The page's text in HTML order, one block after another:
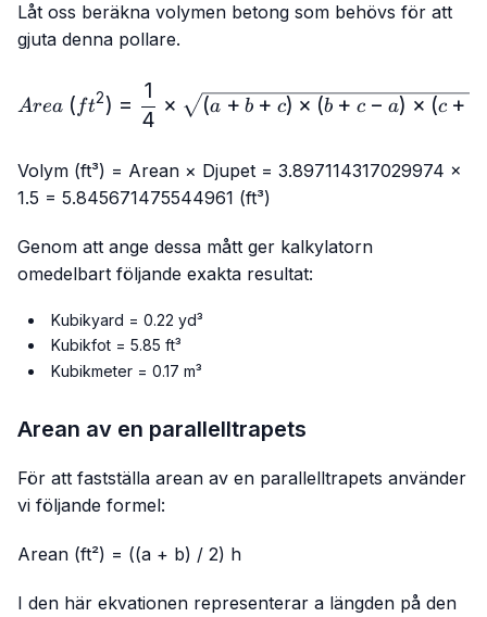
Låt oss beräkna volymen betong som behövs för att
gjuta denna pollare.
Area\
Area ( ft2) =
4
1
× (a + b + c) × (b + c − a) × (c +
Volym (ft³) = Arean × Djupet = 3.897114317029974 ×
1.5 = 5.845671475544961 (ft³)
Genom att ange dessa mått ger kalkylatorn
omedelbart följande exakta resultat:
Kubikyard = 0.22 yd³
Kubikfot = 5.85 ft³
Kubikmeter = 0.17 m³
Arean av en parallelltrapets
För att fastställa arean av en parallelltrapets använder
vi följande formel:
Arean (ft²) = ((a + b) / 2) h
I den här ekvationen representerar a längden på den